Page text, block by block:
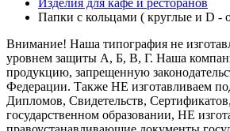
Папки с кольцами ( круглые и D -
Внимание! Наша типография не
уровнем защиты А, Б, В, Г. Наша
продукцию, запрещенную
Федерации. Также НЕ изготавливаем
Дипломов, Свидетельств,
государственном образовании, НЕ